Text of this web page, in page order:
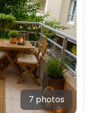
7 photos